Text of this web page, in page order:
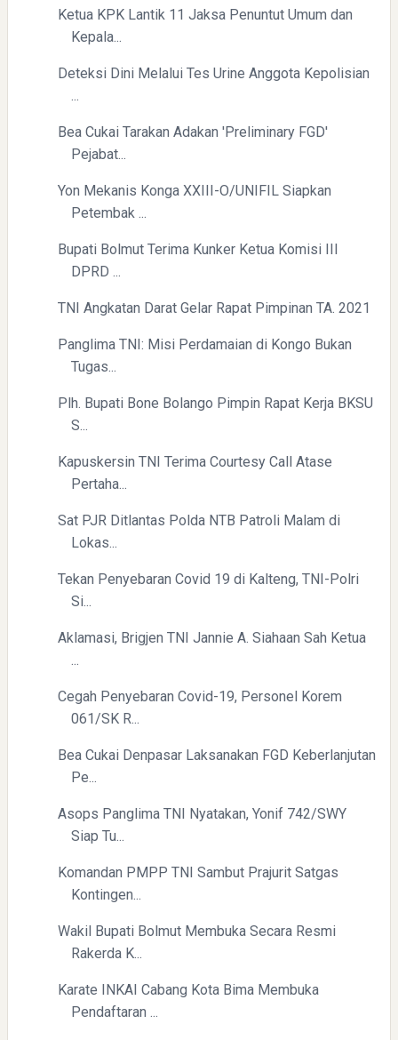
Ketua KPK Lantik 11 Jaksa Penuntut Umum dan
Kepala...
Deteksi Dini Melalui Tes Urine Anggota Kepolisian
Bea Cukai Tarakan Adakan 'Preliminary FGD'
Pejabat...
Yon Mekanis Konga XXIII-O/UNIFIL Siapkan
Petembak ...
Bupati Bolmut Terima Kunker Ketua Komisi III
DPRD ...
TNI Angkatan Darat Gelar Rapat Pimpinan TA. 2021
Panglima TNI: Misi Perdamaian di Kongo Bukan
Tugas...
Plh. Bupati Bone Bolango Pimpin Rapat Kerja BKSU
S...
Kapuskersin TNI Terima Courtesy Call Atase
Pertaha...
Sat PJR Ditlantas Polda NTB Patroli Malam di
Lokas...
Tekan Penyebaran Covid 19 di Kalteng, TNI-Polri
Si...
Aklamasi, Brigjen TNI Jannie A. Siahaan Sah Ketua
Cegah Penyebaran Covid-19, Personel Korem
061/SK R...
Bea Cukai Denpasar Laksanakan FGD Keberlanjutan
Pe...
Asops Panglima TNI Nyatakan, Yonif 742/SWY
Siap Tu...
Komandan PMPP TNI Sambut Prajurit Satgas
Kontingen...
Wakil Bupati Bolmut Membuka Secara Resmi
Rakerda K...
Karate INKAI Cabang Kota Bima Membuka
Pendaftaran ...